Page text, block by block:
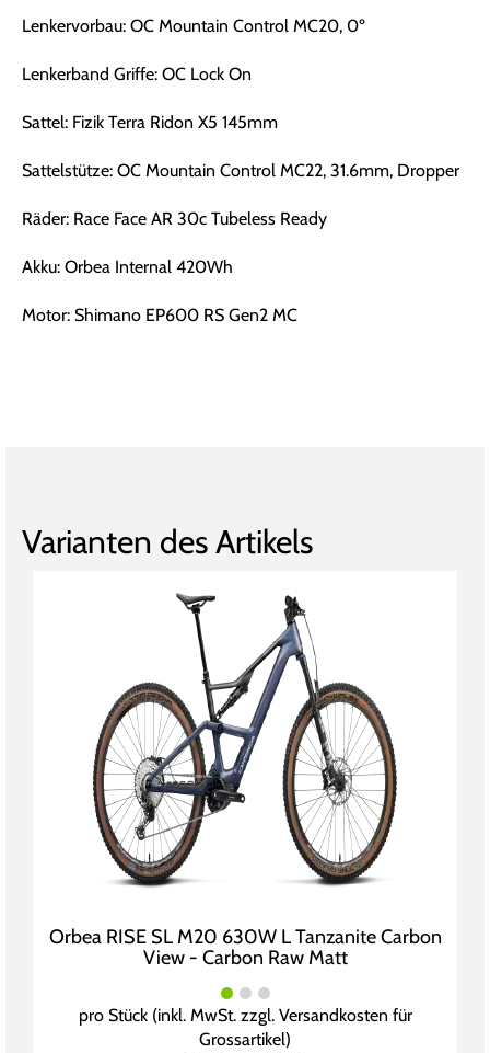
Lenkervorbau: OC Mountain Control MC20, 0º
Lenkerband Griffe: OC Lock On
Sattel: Fizik Terra Ridon X5 145mm
Sattelstütze: OC Mountain Control MC22, 31.6mm, Dropper
Räder: Race Face AR 30c Tubeless Ready
Akku: Orbea Internal 420Wh
Motor: Shimano EP600 RS Gen2 MC
Varianten des Artikels
Orbea RISE SL M20 630W L Tanzanite Carbon
View - Carbon Raw Matt
pro Stück (inkl. MwSt. zzgl. Versandkosten für
Grossartikel)